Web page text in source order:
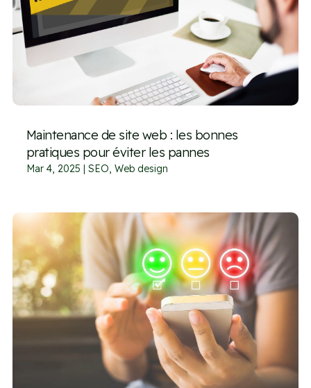
Maintenance de site web : les bonnes
pratiques pour éviter les pannes
Mar 4, 2025 | SEO, Web design